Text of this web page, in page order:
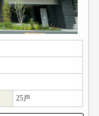
25戸